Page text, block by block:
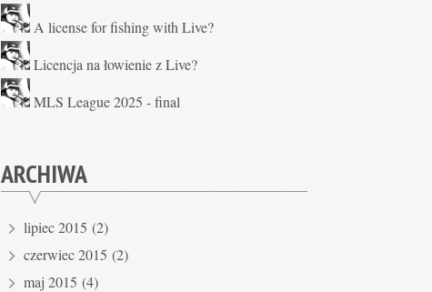
A license for fishing with Live?
Licencja na łowienie z Live?
MLS League 2025 - final
ARCHIWA
lipiec 2015 (2)
czerwiec 2015 (2)
maj 2015 (4)